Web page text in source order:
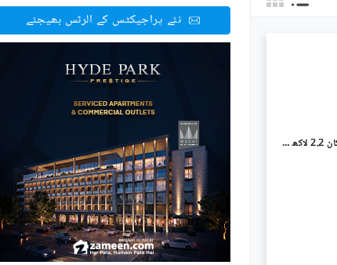
جی ۔ 11/3 جی ۔ 11,اسلام آباد میں 5 کمروں کا 7 مرلہ مکان 2.2 لاکھ میں کرایہ پر دستیاب ہے۔
نئے پراجیکٹس کے الرٹس بھیجئے